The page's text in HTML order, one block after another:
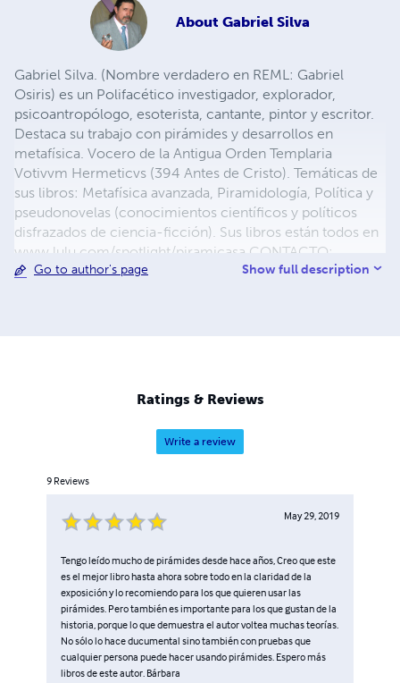
About Gabriel Silva
Gabriel Silva. (Nombre verdadero en REML: Gabriel
Osiris) es un Polifacético investigador, explorador,
psicoantropólogo, esoterista, cantante, pintor y escritor.
Destaca su trabajo con pirámides y desarrollos en
metafísica. Vocero de la Antigua Orden Templaria
Votivvm Hermeticvs (394 Antes de Cristo). Temáticas de
sus libros: Metafísica avanzada, Piramidología, Política y
pseudonovelas (conocimientos científicos y políticos
disfrazados de ciencia-ficción). Sus libros están todos en
www.lulu.com/spotlight/piramicasa CONTACTO:
gabrielsilvaescritor@gmail.com
- www.piramicasa.es
Go to author's page Show full description
Ratings & Reviews
Write a review
9 Reviews
May 29, 2019
Tengo leído mucho de pirámides desde hace años, Creo que este
es el mejor libro hasta ahora sobre todo en la claridad de la
exposición y lo recomiendo para los que quieren usar las
pirámides. Pero también es importante para los que gustan de la
historia, porque lo que demuestra el autor voltea muchas teorías.
No sólo lo hace ducumental sino también con pruebas que
cualquier persona puede hacer usando pirámides. Espero más
libros de este autor. Bárbara